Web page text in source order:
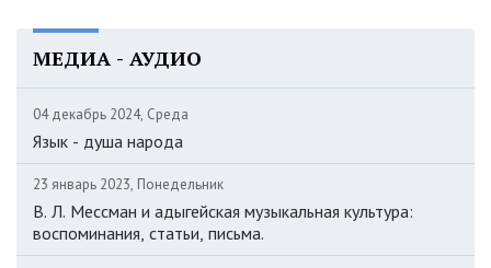
МЕДИА - АУДИО
04 декабрь 2024, Среда
Язык - душа народа
23 январь 2023, Понедельник
В. Л. Мессман и адыгейская музыкальная культура:
воспоминания, статьи, письма.